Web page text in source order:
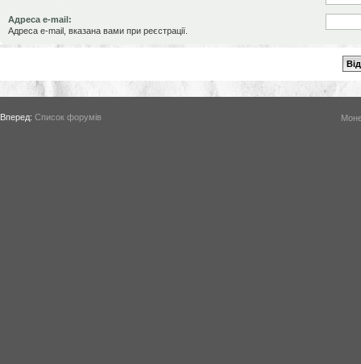
Адреса e-mail:
Адреса e-mail, вказана вами при реєстрації.
Вперед: Список форумів